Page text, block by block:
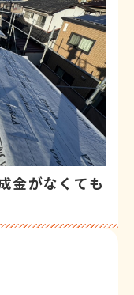
金がなくても